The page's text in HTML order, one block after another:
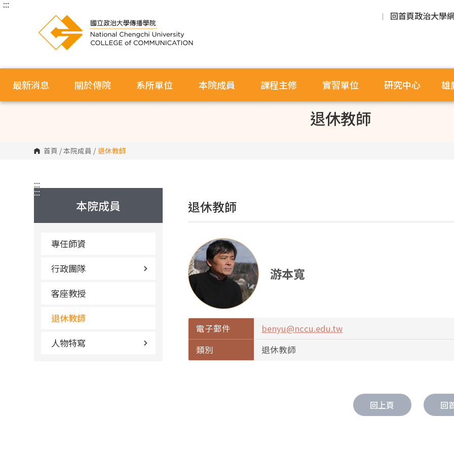
跳
:::
回首頁政治大學
最新消息 關於傳院 系所單位 本院成員 課程主修 實習單位 研究中心 雄
退休教師
首頁 /本院成員 / 退休教師
:::
本院成員
專任師資
行政團隊
客座教授
退休教師
人物特寫
:::
退休教師
游本寬
電子郵件
benyu@nccu.edu.tw
類別
退休教師
回上頁 回